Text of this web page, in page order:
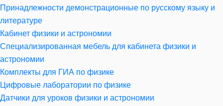
Принадлежности демонстрационные по русскому языку и
литературе
Кабинет физики и астрономии
Специализированная мебель для кабинета физики и
астрономии
Комплекты для ГИА по физике
Цифровые лаборатории по физике
Датчики для уроков физики и астрономии